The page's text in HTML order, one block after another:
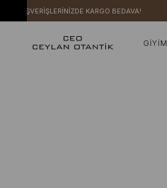
ALIŞVERİŞLERİNİZDE KARGO BEDAVA!
GİYİM